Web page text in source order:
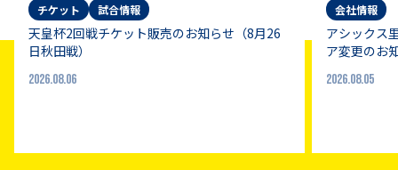
チケット 試合情報
天皇杯2回戦チケット販売のお知らせ（8月26
日秋田戦）
2026.08.06
会社情報
アシックス
ア変更のお
2026.08.05